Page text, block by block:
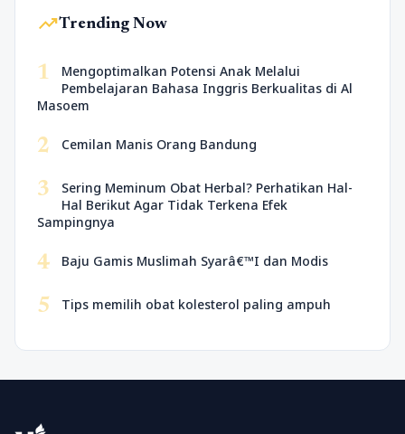
trending_upTrending Now
1
Mengoptimalkan Potensi Anak Melalui
Pembelajaran Bahasa Inggris Berkualitas di Al
Masoem
2 Cemilan Manis Orang Bandung
3
Sering Meminum Obat Herbal? Perhatikan Hal-
Hal Berikut Agar Tidak Terkena Efek
Sampingnya
4 Baju Gamis Muslimah Syarâ€™I dan Modis
5 Tips memilih obat kolesterol paling ampuh